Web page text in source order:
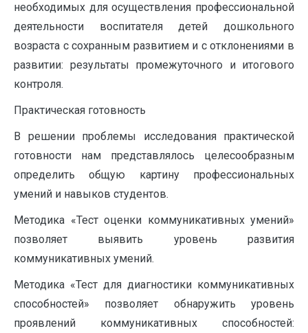
необходимых для осуществления профессиональной
деятельности воспитателя детей дошкольного
возраста с сохранным развитием и с отклонениями в
развитии: результаты промежуточного и итогового
контроля.
Практическая готовность
В решении проблемы исследования практической
готовности нам представлялось целесообразным
определить общую картину профессиональных
умений и навыков студентов.
Методика «Тест оценки коммуникативных умений»
позволяет выявить уровень развития
коммуникативных умений.
Методика «Тест для диагностики коммуникативных
способностей» позволяет обнаружить уровень
проявлений коммуникативных способностей: